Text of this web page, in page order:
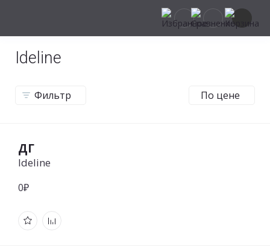
Ideline
Фильтр По цене
ДГ
Ideline
0₽